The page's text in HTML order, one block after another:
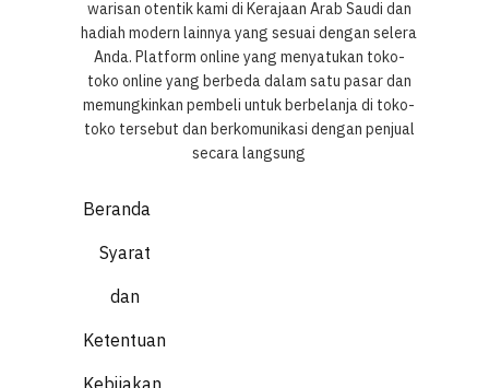
warisan otentik kami di Kerajaan Arab Saudi dan
hadiah modern lainnya yang sesuai dengan selera
Anda. Platform online yang menyatukan toko-
toko online yang berbeda dalam satu pasar dan
memungkinkan pembeli untuk berbelanja di toko-
toko tersebut dan berkomunikasi dengan penjual
secara langsung
Beranda
Syarat
dan
Ketentuan